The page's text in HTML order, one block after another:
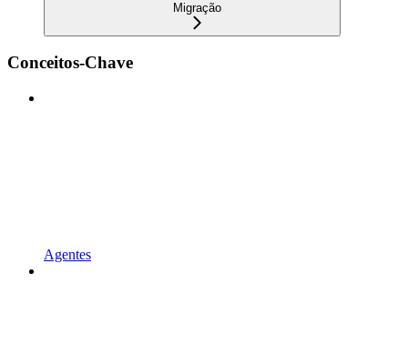
Migração
Conceitos-Chave
Agentes